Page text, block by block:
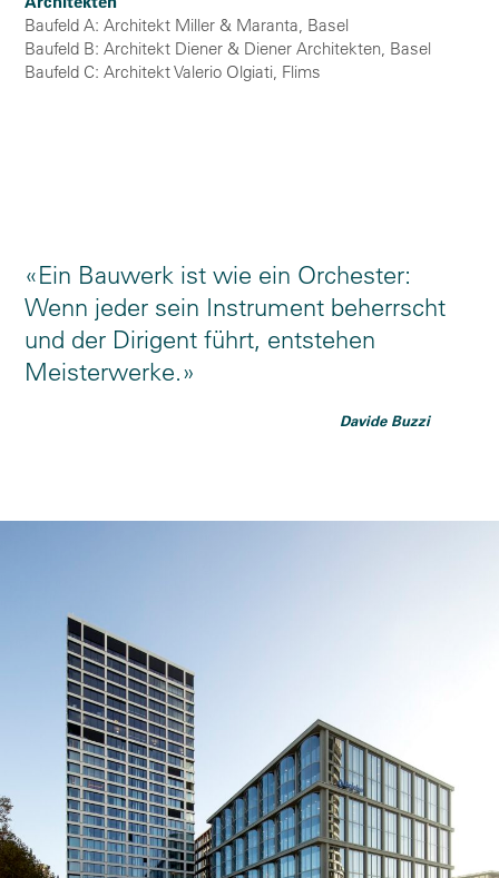
Baufeld A: Architekt Miller & Maranta, Basel
Baufeld B: Architekt Diener & Diener Architekten, Basel
Baufeld C: Architekt Valerio Olgiati, Flims
Ein Bauwerk ist wie ein Orchester:
Wenn jeder sein Instrument beherrscht
und der Dirigent führt, entstehen
Meisterwerke.
Davide Buzzi